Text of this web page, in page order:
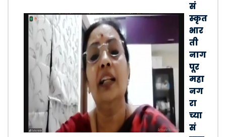
सं
स्कृत
भार
ती
नाग
पूर
महा
नग
रा
च्या
सं